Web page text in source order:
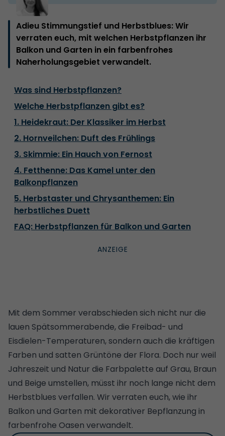
Adieu Stimmungstief und Herbstblues: Wir
verraten euch, mit welchen Herbstpflanzen ihr
Balkon und Garten in ein farbenfrohes
Naherholungsgebiet verwandelt.
Was sind Herbstpflanzen?
Welche Herbstpflanzen gibt es?
1. Heidekraut: Der Klassiker im Herbst
2. Hornveilchen: Duft des Frühlings
3. Skimmie: Ein Hauch von Fernost
4. Fetthenne: Das Kamel unter den
Balkonpflanzen
5. Herbstaster und Chrysanthemen: Ein
herbstliches Duett
FAQ: Herbstpflanzen für Balkon und Garten
Mit dem Sommer verabschieden sich nicht nur die
lauen Spätsommerabende, die Freibad- und
Eisdielen-Temperaturen, sondern auch die kräftigen
Farben und satten Grüntöne der Flora. Doch nur weil
Jahreszeit und Natur die Farbpalette auf Grau, Braun
und Beige umstellen, müsst ihr noch lange nicht dem
Herbstblues verfallen. Wir verraten euch, wie ihr
Balkon und Garten mit dekorativer Bepflanzung in
farbenfrohe Oasen verwandelt.